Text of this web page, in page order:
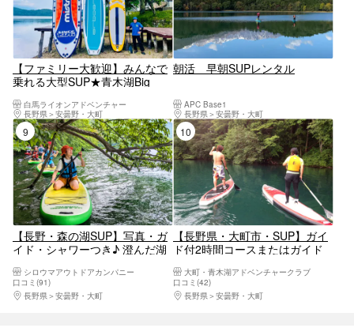
【ファミリー大歓迎】みんなで
乗れる大型SUP★青木湖Big
可】3歳から参加OK
白馬ライオンアドベンチャー
長野県
安曇野・大町
朝活 早朝SUPレンタル
APC Base1
長野県
安曇野・大町
9位
【長野・森の湖SUP】写真・ガ
イド・シャワーつき♪ 澄んだ湖
気！みんな楽しい木崎湖SUPツ
アー
シロウマアウトドアカンパニー
口コミ(91)
長野県
安曇野・大町
10位
【長野県・大町市・SUP】ガイ
ド付2時間コースまたはガイド
～ 青木湖SUPクルーズ《北ア
ルプスブランド弁当付または
BBQ付コースあり》
大町・青木湖アドベンチャークラブ
口コミ(42)
長野県
安曇野・大町